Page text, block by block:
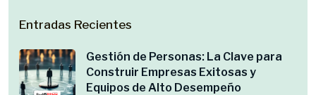
Entradas Recientes
Gestión de Personas: La Clave para
Construir Empresas Exitosas y
Equipos de Alto Desempeño